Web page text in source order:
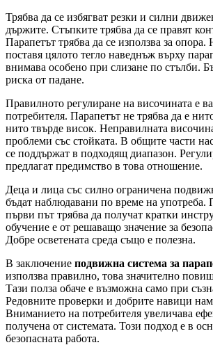
Трябва да се избягват резки и силни
държите. Стъпките трябва да се правят
Парапетът трябва да се използва за
поставя цялото тегло наведнъж върху
внимава особено при слизане по стълби.
риска от падане.
Правилното регулиране на височината е
потребителя. Парапетът не трябва да е
нито твърде висок. Неправилната
проблеми със стойката. В общите части
се поддържат в подходящ диапазон.
предлагат предимство в това отношение.
Деца и лица със силно ограничена
бъдат наблюдавани по време на употреба.
първи път трябва да получат кратки
обучение е от решаващо значение за
Добре осветената среда също е полезна.
В заключение подвижна система за
използва правилно, това значително
Тази полза обаче е възможна само при
Редовните проверки и добрите навици
Вниманието на потребителя увеличава
получена от системата. Този подход е в
безопасната работа.